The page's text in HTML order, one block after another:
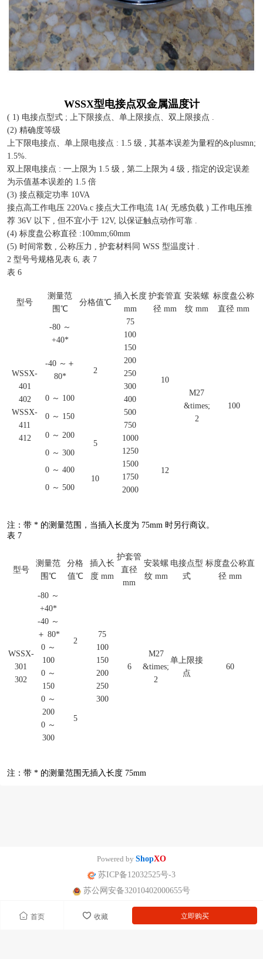
首页 收藏 立即购买
WSSX型电接点双金属温度计
( 1) 电接点型式 ; 上下限接点、单上限接点、双上限接点 .
(2) 精确度等级
上下限电接点、单上限电接点 : 1.5 级 , 其基本误差为量程的&plusmn;
1.5%.
双上限电接点 : 一上限为 1.5 级 , 第二上限为 4 级 , 指定的设定误差
为示值基本误差的 1.5 倍
(3) 接点额定功率 10VA
接点高工作电压 220Va.c 接点大工作电流 1A( 无感负载 ) 工作电压推
荐 36V 以下 , 但不宜小于 12V, 以保证触点动作可靠 .
(4) 标度盘公称直径 :100mm;60mm
(5) 时间常数 , 公称压力 , 护套材料同 WSS 型温度计 .
2 型号号规格见表 6, 表 7
表 6
型号
测量范
围℃
分格值℃
插入长度
mm
护套管直
径 mm
安装螺
纹 mm
标度盘公称
直径 mm
WSSX-
401
402
WSSX-
411
412
-80 ～
+40*
2
75
100
150
200
250
300
400
500
750
1000
10
M27
&times;
2
100
-40 ～＋
80*
0 ～ 100
0 ～ 150
0 ～ 200
5
0 ～ 300
1250
1500
1750
2000
12
0 ～ 400
10
0 ～ 500
注：带 * 的测量范围，当插入长度为 75mm 时另行商议。
表 7
型号
测量范
围℃
分格
值℃
插入长
度 mm
护套管
直径
mm
安装螺
纹 mm
电接点型
式
标度盘公称直
径 mm
WSSX-
301
302
-80 ～
+40*
2
75
100
150
200
250
300
6
M27
&times;
2
单上限接
点
60
-40 ～
＋ 80*
0 ～
100
0 ～
150
0 ～
200
5
0 ～
300
注：带 * 的测量范围无插入长度 75mm
Powered by ShopXO
苏ICP备12032525号-3
苏公网安备32010402000655号